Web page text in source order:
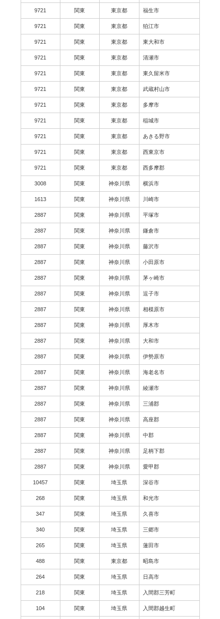
9721 関東 東京都 福生市
9721 関東 東京都 狛江市
9721 関東 東京都 東大和市
9721 関東 東京都 清瀬市
9721 関東 東京都 東久留米市
9721 関東 東京都 武蔵村山市
9721 関東 東京都 多摩市
9721 関東 東京都 稲城市
9721 関東 東京都 あきる野市
9721 関東 東京都 西東京市
9721 関東 東京都 西多摩郡
3008 関東 神奈川県 横浜市
1613 関東 神奈川県 川崎市
2887 関東 神奈川県 平塚市
2887 関東 神奈川県 鎌倉市
2887 関東 神奈川県 藤沢市
2887 関東 神奈川県 小田原市
2887 関東 神奈川県 茅ヶ崎市
2887 関東 神奈川県 逗子市
2887 関東 神奈川県 相模原市
2887 関東 神奈川県 厚木市
2887 関東 神奈川県 大和市
2887 関東 神奈川県 伊勢原市
2887 関東 神奈川県 海老名市
2887 関東 神奈川県 綾瀬市
2887 関東 神奈川県 三浦郡
2887 関東 神奈川県 高座郡
2887 関東 神奈川県 中郡
2887 関東 神奈川県 足柄下郡
2887 関東 神奈川県 愛甲郡
10457 関東 埼玉県 深谷市
268 関東 埼玉県 和光市
347 関東 埼玉県 久喜市
340 関東 埼玉県 三郷市
265 関東 埼玉県 蓮田市
488 関東 東京都 昭島市
264 関東 埼玉県 日高市
218 関東 埼玉県 入間郡三芳町
104 関東 埼玉県 入間郡越生町